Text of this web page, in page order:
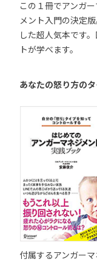
この１冊でアンガ
メント入門の決定
した超人気本です
トが学べます。
あなたの怒り方の
付属するアンガー